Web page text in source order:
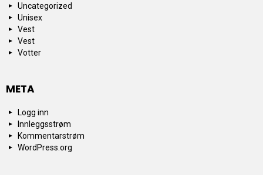
Uncategorized
Unisex
Vest
Vest
Votter
META
Logg inn
Innleggsstrøm
Kommentarstrøm
WordPress.org